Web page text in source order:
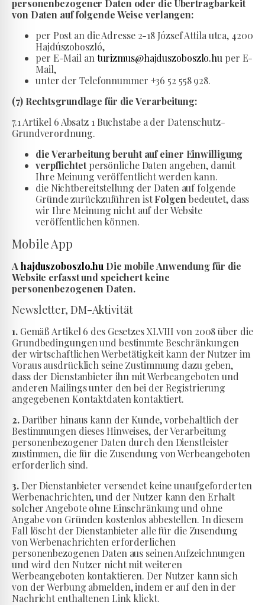
personenbezogener Daten oder die Übertragbarkeit
von Daten auf folgende Weise verlangen:
per Post an die Adresse 2-18 József Attila utca, 4200
Hajdúszoboszló,
per E-Mail an turizmus@hajduszoboszlo.hu per E-
Mail,
unter der Telefonnummer +36 52 558 928.
(7) Rechtsgrundlage für die Verarbeitung:
7.1 Artikel 6 Absatz 1 Buchstabe a der Datenschutz-
Grundverordnung.
die Verarbeitung beruht auf einer Einwilligung
verpflichtetpersönliche Daten angeben, damit
Ihre Meinung veröffentlicht werden kann.
die Nichtbereitstellung der Daten auf folgende
Gründe zurückzuführen istFolgen bedeutet, dass
wir Ihre Meinung nicht auf der Website
veröffentlichen können.
Mobile App
A hajduszoboszlo.hu Die mobile Anwendung für die
Website erfasst und speichert keine
personenbezogenen Daten.
Newsletter, DM-Aktivität
1.Gemäß Artikel 6 des Gesetzes XLVIII von 2008 über die
Grundbedingungen und bestimmte Beschränkungen
der wirtschaftlichen Werbetätigkeit kann der Nutzer im
Voraus ausdrücklich seine Zustimmung dazu geben,
dass der Dienstanbieter ihn mit Werbeangeboten und
anderen Mailings unter den bei der Registrierung
angegebenen Kontaktdaten kontaktiert.
2.Darüber hinaus kann der Kunde, vorbehaltlich der
Bestimmungen dieses Hinweises, der Verarbeitung
personenbezogener Daten durch den Dienstleister
zustimmen, die für die Zusendung von Werbeangeboten
erforderlich sind.
3.Der Dienstanbieter versendet keine unaufgeforderten
Werbenachrichten, und der Nutzer kann den Erhalt
solcher Angebote ohne Einschränkung und ohne
Angabe von Gründen kostenlos abbestellen. In diesem
Fall löscht der Dienstanbieter alle für die Zusendung
von Werbenachrichten erforderlichen
personenbezogenen Daten aus seinen Aufzeichnungen
und wird den Nutzer nicht mit weiteren
Werbeangeboten kontaktieren. Der Nutzer kann sich
von der Werbung abmelden, indem er auf den in der
Nachricht enthaltenen Link klickt.